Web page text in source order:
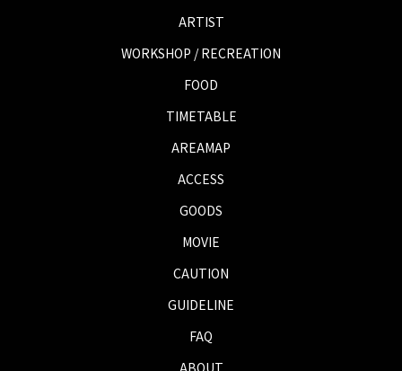
ARTIST
WORKSHOP / RECREATION
FOOD
TIMETABLE
AREAMAP
ACCESS
GOODS
MOVIE
CAUTION
GUIDELINE
FAQ
ABOUT